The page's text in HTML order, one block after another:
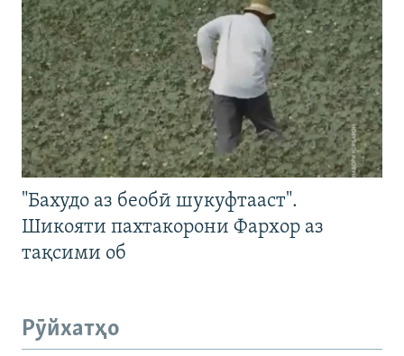
"Бахудо аз беобӣ шукуфтааст".
Шикояти пахтакорони Фархор аз
тақсими об
Рӯйхатҳо